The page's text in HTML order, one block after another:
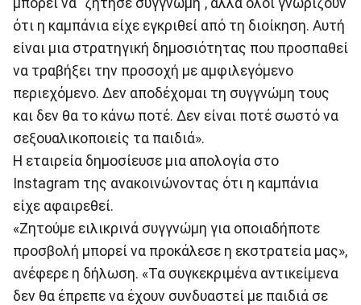
ότι η καμπάνια είχε εγκριθεί από τη διοίκηση. Αυτή
είναι μια στρατηγική δημοσιότητας που προσπαθεί
να τραβήξει την προσοχή με αμφιλεγόμενο
περιεχόμενο. Δεν αποδέχομαι τη συγγνώμη τους
και δεν θα το κάνω ποτέ. Δεν είναι ποτέ σωστό να
σεξουαλικοποιείς τα παιδιά».
Η εταιρεία δημοσίευσε μια απολογία στο
Instagram της ανακοινώνοντας ότι η καμπάνια
είχε αφαιρεθεί.
«Ζητούμε ειλικρινά συγγνώμη για οποιαδήποτε
προσβολή μπορεί να προκάλεσε η εκστρατεία μας»,
ανέφερε η δήλωση. «Τα συγκεκριμένα αντικείμενα
δεν θα έπρεπε να έχουν συνδυαστεί με παιδιά σε